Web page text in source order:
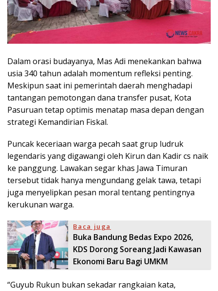
Dalam orasi budayanya, Mas Adi menekankan bahwa
usia 340 tahun adalah momentum refleksi penting.
Meskipun saat ini pemerintah daerah menghadapi
tantangan pemotongan dana transfer pusat, Kota
Pasuruan tetap optimis menatap masa depan dengan
strategi Kemandirian Fiskal.
Puncak keceriaan warga pecah saat grup ludruk
legendaris yang digawangi oleh Kirun dan Kadir cs naik
ke panggung. Lawakan segar khas Jawa Timuran
tersebut tidak hanya mengundang gelak tawa, tetapi
juga menyelipkan pesan moral tentang pentingnya
kerukunan warga.
Baca juga
Buka Bandung Bedas Expo 2026,
KDS Dorong Soreang Jadi Kawasan
Ekonomi Baru Bagi UMKM
“Guyub Rukun bukan sekadar rangkaian kata,